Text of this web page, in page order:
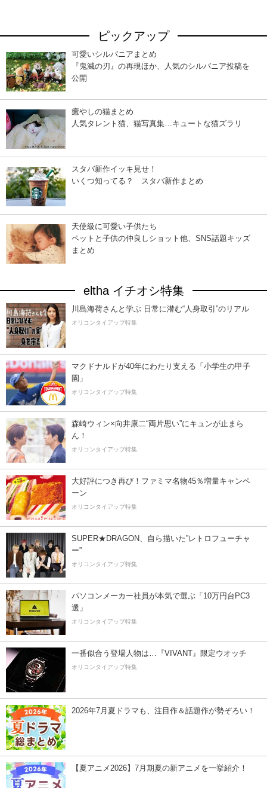
ピックアップ
可愛いシルバニアまとめ
『鬼滅の刃』の再現ほか、人気のシルバニア投稿を
公開
癒やしの猫まとめ
人気タレント猫、猫写真集…キュートな猫ズラリ
スタバ新作イッキ見せ！
いくつ知ってる？ スタバ新作まとめ
天使級に可愛い子供たち
ペットと子供の仲良しショット他、SNS話題キッズ
まとめ
eltha イチオシ特集
川島海荷さんと学ぶ 日常に潜む“人身取引”のリアル
オリコンタイアップ特集
マクドナルドが40年にわたり支える「小学生の甲子
園」
オリコンタイアップ特集
森崎ウィン×向井康二“両片思い”にキュンが止まら
ん！
オリコンタイアップ特集
大好評につき再び！ファミマ名物45％増量キャンペ
ーン
オリコンタイアップ特集
SUPER★DRAGON、自ら描いた”レトロフューチャ
ー”
オリコンタイアップ特集
パソコンメーカー社員が本気で選ぶ「10万円台PC3
選」
オリコンタイアップ特集
一番似合う登場人物は…『VIVANT』限定ウオッチ
オリコンタイアップ特集
2026年7月夏ドラマも、注目作＆話題作が勢ぞろい！
【夏アニメ2026】7月期夏の新アニメを一挙紹介！